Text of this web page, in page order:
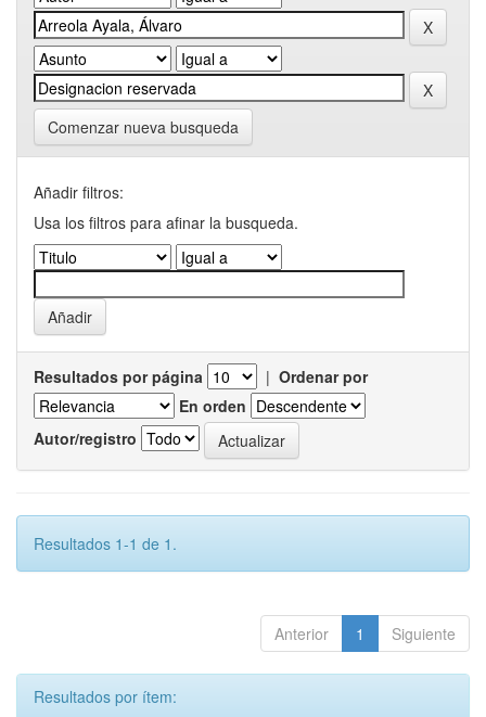
Comenzar nueva busqueda
Añadir filtros:
Usa los filtros para afinar la busqueda.
Resultados por página | Ordenar por
En orden
Autor/registro
Resultados 1-1 de 1.
Anterior 1 Siguiente
Resultados por ítem: